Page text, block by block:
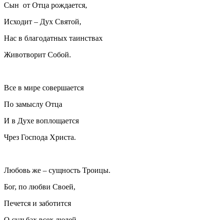
Сын от Отца рождается,
Исходит – Дух Святой,
Нас в благодатных таинствах
Животворит Собой.
Все в мире совершается
По замыслу Отца
И в Духе воплощается
Чрез Господа Христа.
Любовь же – сущность Троицы.
Бог, по любви Своей,
Печется и заботится